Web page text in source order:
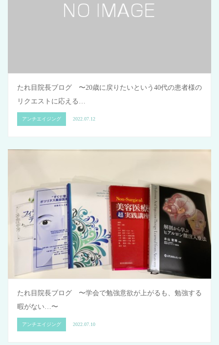
たれ目院長ブログ 〜20歳に戻りたいという40代の患者様の
リクエストに応える…
アンチエイジング 2022.07.12
たれ目院長ブログ 〜学会で勉強意欲が上がるも、勉強する
暇がない…〜
アンチエイジング 2022.07.10